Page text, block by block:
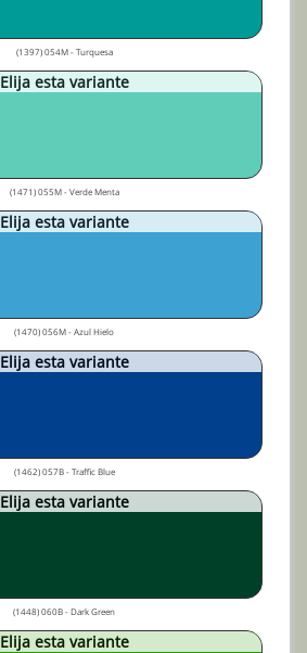
(1397) 054M - Turquesa
Elija esta variante
(1471) 055M - Verde Menta
Elija esta variante
(1470) 056M - Azul Hielo
Elija esta variante
(1462) 057B - Traffic Blue
Elija esta variante
(1448) 060B - Dark Green
Elija esta variante